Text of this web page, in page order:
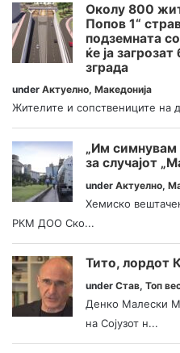
Околу 800
Попов 1“
подземната
ќе ја
зграда
under Актуелно, Македонија
Жителите и сопствениците на
„Им
за случајот
under Актуелно,
Хемиско
РКМ ДОО Ско...
Тито, лордот
under Став, Топ
Денко Малески
на Сојузот н...